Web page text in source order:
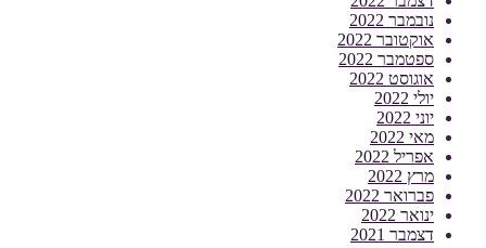
נובמבר 2022
אוקטובר 2022
ספטמבר 2022
אוגוסט 2022
יולי 2022
יוני 2022
מאי 2022
אפריל 2022
מרץ 2022
פברואר 2022
ינואר 2022
דצמבר 2021